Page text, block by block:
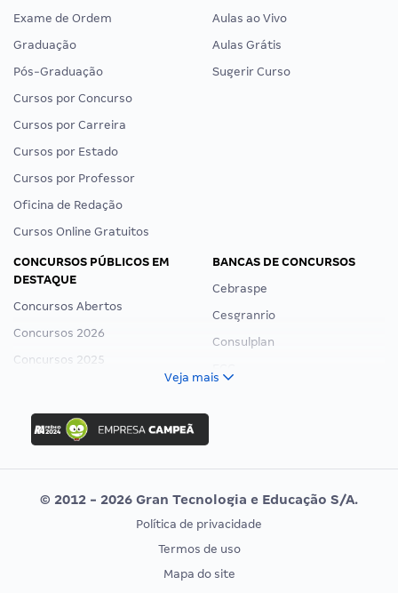
Exame de Ordem
Graduação
Pós-Graduação
Cursos por Concurso
Cursos por Carreira
Cursos por Estado
Cursos por Professor
Oficina de Redação
Cursos Online Gratuitos
Aulas ao Vivo
Aulas Grátis
Sugerir Curso
CONCURSOS PÚBLICOS EM
DESTAQUE
Concursos Abertos
Concursos 2026
Concursos 2025
Concurso Ibama
Concurso MPU
Editais publicados
BANCAS DE CONCURSOS
Cebraspe
Cesgranrio
Consulplan
Vunesp
CONCURSOS POR PROFISSÃO
EXAME DE ORDEM
Veja mais
© 2012 - 2026 Gran Tecnologia e Educação S/A.
Política de privacidade
Termos de uso
Mapa do site